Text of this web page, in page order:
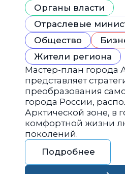
Органы власти
Отраслевые
Общество
Жители региона
Мастер-план города
представляет
преобразования
города России,
Арктической зоне, в
комфортной жизни
поколений.
Подробнее